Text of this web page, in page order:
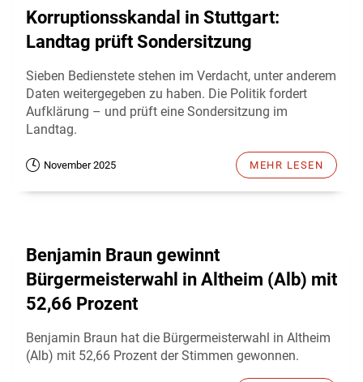
Korruptionsskandal in Stuttgart:
Landtag prüft Sondersitzung
Sieben Bedienstete stehen im Verdacht, unter anderem
Daten weitergegeben zu haben. Die Politik fordert
Aufklärung – und prüft eine Sondersitzung im
Landtag.
November 2025 MEHR LESEN
Benjamin Braun gewinnt
Bürgermeisterwahl in Altheim (Alb) mit
52,66 Prozent
Benjamin Braun hat die Bürgermeisterwahl in Altheim
(Alb) mit 52,66 Prozent der Stimmen gewonnen.